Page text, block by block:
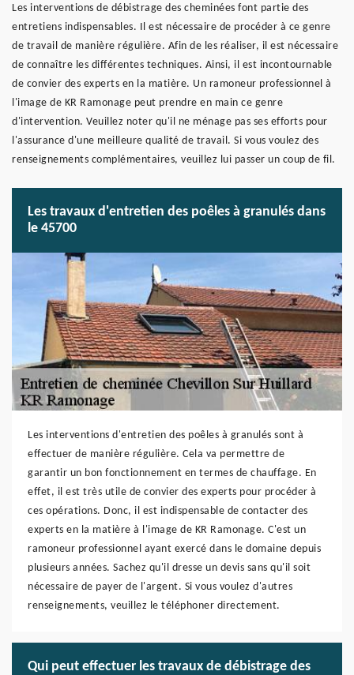
Les interventions de débistrage des cheminées font partie des
entretiens indispensables. Il est nécessaire de procéder à ce genre
de travail de manière régulière. Afin de les réaliser, il est nécessaire
de connaître les différentes techniques. Ainsi, il est incontournable
de convier des experts en la matière. Un ramoneur professionnel à
l'image de KR Ramonage peut prendre en main ce genre
d'intervention. Veuillez noter qu'il ne ménage pas ses efforts pour
l'assurance d'une meilleure qualité de travail. Si vous voulez des
renseignements complémentaires, veuillez lui passer un coup de fil.
Les travaux d'entretien des poêles à granulés dans
le 45700
Les interventions d'entretien des poêles à granulés sont à
effectuer de manière régulière. Cela va permettre de
garantir un bon fonctionnement en termes de chauffage. En
effet, il est très utile de convier des experts pour procéder à
ces opérations. Donc, il est indispensable de contacter des
experts en la matière à l'image de KR Ramonage. C'est un
ramoneur professionnel ayant exercé dans le domaine depuis
plusieurs années. Sachez qu'il dresse un devis sans qu'il soit
nécessaire de payer de l'argent. Si vous voulez d'autres
renseignements, veuillez le téléphoner directement.
Qui peut effectuer les travaux de débistrage des